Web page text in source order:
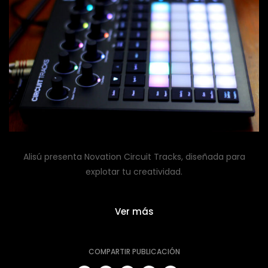
Alisú presenta Novation Circuit Tracks, diseñada para
explotar tu creatividad.
Ver más
COMPARTIR PUBLICACIÓN